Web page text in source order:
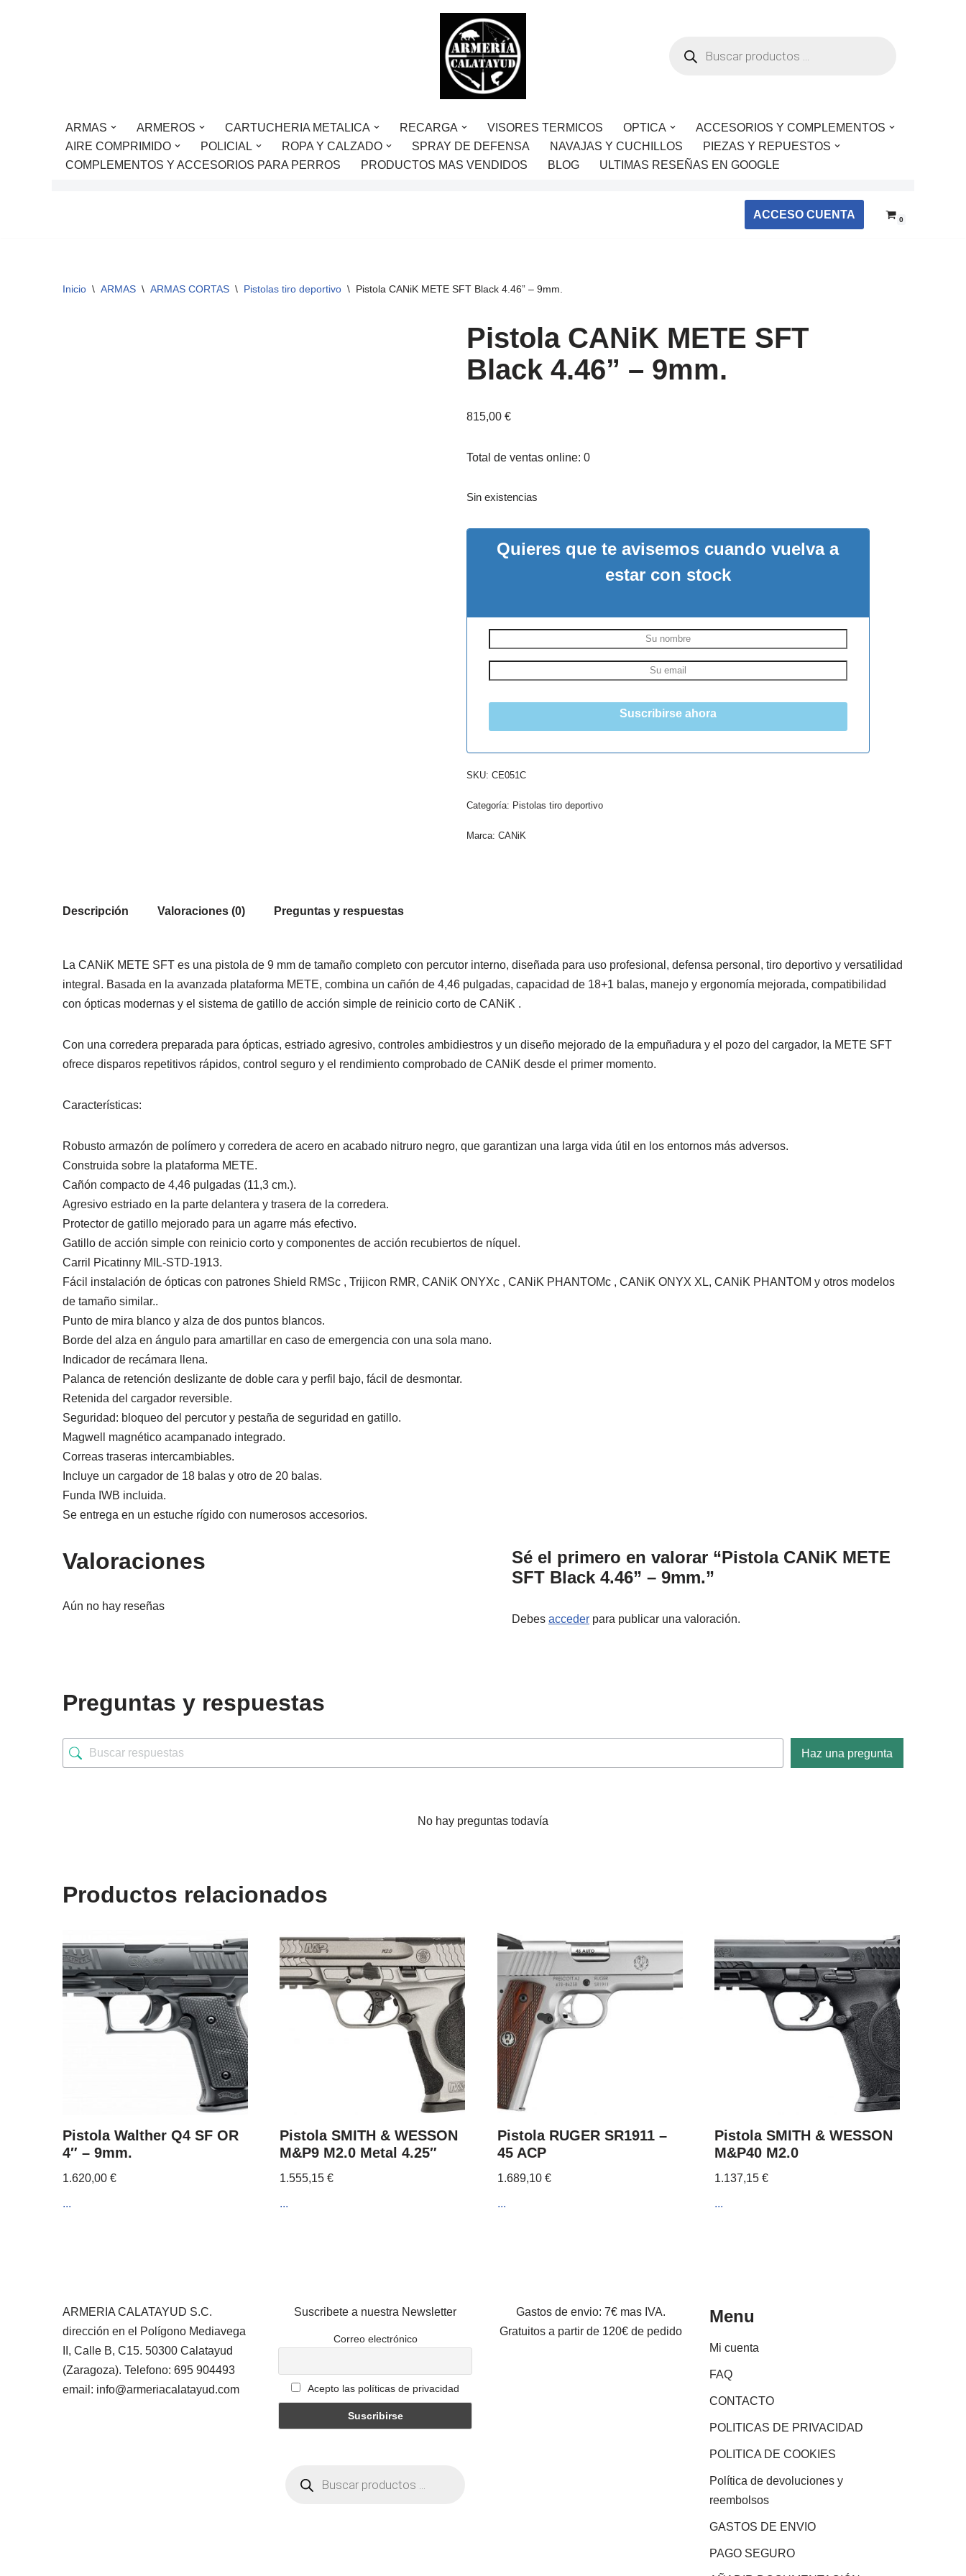
ARMAS ARMEROS CARTUCHERIA METALICA RECARGA VISORES TERMICOS OPTICA
ACCESORIOS Y COMPLEMENTOS
AIRE COMPRIMIDO
POLICIAL ROPA Y CALZADO SPRAY DE DEFENSA NAVAJAS Y CUCHILLOS
PIEZAS Y REPUESTOS
COMPLEMENTOS Y ACCESORIOS PARA PERROS
PRODUCTOS MAS VENDIDOS BLOG ULTIMAS RESEÑAS EN GOOGLE
ACCESO CUENTA 0
Inicio \ ARMAS \ ARMAS CORTAS \ Pistolas tiro deportivo \ Pistola CANiK METE SFT Black 4.46” – 9mm.
Pistola CANiK METE SFT
Black 4.46” – 9mm.
815,00 €
Total de ventas online: 0
Sin existencias
Quieres que te avisemos cuando vuelva a
estar con stock
Suscribirse ahora
SKU: CE051C
Categoría: Pistolas tiro deportivo
Marca: CANiK
Descripción Valoraciones (0) Preguntas y respuestas
La CANiK METE SFT es una pistola de 9 mm de tamaño completo con percutor interno, diseñada para uso profesional, defensa personal, tiro deportivo y versatilidad
integral. Basada en la avanzada plataforma METE, combina un cañón de 4,46 pulgadas, capacidad de 18+1 balas, manejo y ergonomía mejorada, compatibilidad
con ópticas modernas y el sistema de gatillo de acción simple de reinicio corto de CANiK .
Con una corredera preparada para ópticas, estriado agresivo, controles ambidiestros y un diseño mejorado de la empuñadura y el pozo del cargador, la METE SFT
ofrece disparos repetitivos rápidos, control seguro y el rendimiento comprobado de CANiK desde el primer momento.
Características:
Robusto armazón de polímero y corredera de acero en acabado nitruro negro, que garantizan una larga vida útil en los entornos más adversos.
Construida sobre la plataforma METE.
Cañón compacto de 4,46 pulgadas (11,3 cm.).
Agresivo estriado en la parte delantera y trasera de la corredera.
Protector de gatillo mejorado para un agarre más efectivo.
Gatillo de acción simple con reinicio corto y componentes de acción recubiertos de níquel.
Carril Picatinny MIL-STD-1913.
Fácil instalación de ópticas con patrones Shield RMSc , Trijicon RMR, CANiK ONYXc , CANiK PHANTOMc , CANiK ONYX XL, CANiK PHANTOM y otros modelos
de tamaño similar..
Punto de mira blanco y alza de dos puntos blancos.
Borde del alza en ángulo para amartillar en caso de emergencia con una sola mano.
Indicador de recámara llena.
Palanca de retención deslizante de doble cara y perfil bajo, fácil de desmontar.
Retenida del cargador reversible.
Seguridad: bloqueo del percutor y pestaña de seguridad en gatillo.
Magwell magnético acampanado integrado.
Correas traseras intercambiables.
Incluye un cargador de 18 balas y otro de 20 balas.
Funda IWB incluida.
Se entrega en un estuche rígido con numerosos accesorios.
Valoraciones
Aún no hay reseñas
Sé el primero en valorar “Pistola CANiK METE
SFT Black 4.46” – 9mm.”
Debes acceder para publicar una valoración.
Preguntas y respuestas
Haz una pregunta
No hay preguntas todavía
Productos relacionados
Pistola Walther Q4 SF OR
4″ – 9mm.
1.620,00 €
...
Pistola SMITH & WESSON
M&P9 M2.0 Metal 4.25″
1.555,15€
...
Pistola RUGER SR1911 –
45 ACP
1.689,10 €
...
Pistola SMITH & WESSON
M&P40 M2.0
1.137,15€
...
ARMERIA CALATAYUD S.C.
dirección en el Polígono Mediavega
II, Calle B, C15. 50300 Calatayud
(Zaragoza). Telefono: 695 904493
email: info@armeriacalatayud.com
Suscribete a nuestra Newsletter
Correo electrónico
Acepto las políticas de privacidad
Gastos de envio: 7€ mas IVA.
Gratuitos a partir de 120€ de pedido
Menu
Mi cuenta
FAQ
CONTACTO
POLITICAS DE PRIVACIDAD
POLITICA DE COOKIES
Política de devoluciones y
reembolsos
GASTOS DE ENVIO
PAGO SEGURO